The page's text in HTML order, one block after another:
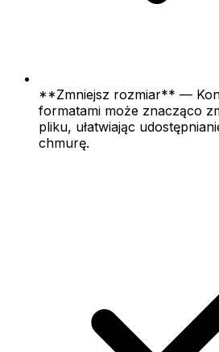
**Zmniejsz rozmiar** —
formatami może znacząco
pliku, ułatwiając
chmurę.